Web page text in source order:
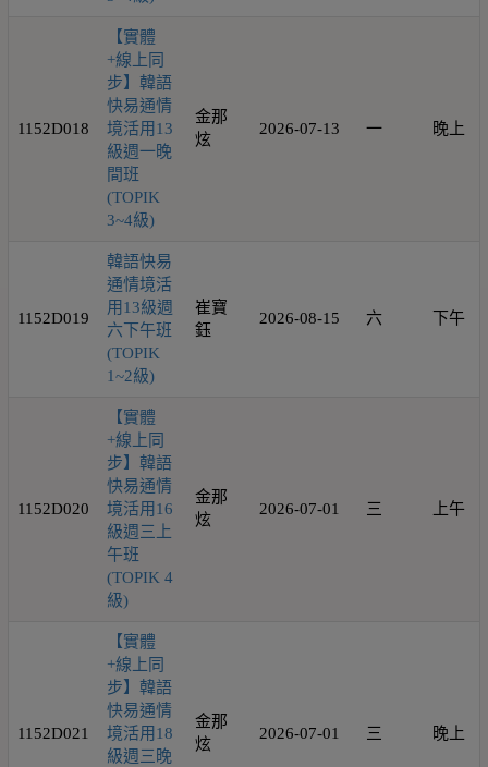
1152D018
【實體
+線上同
步】韓語
快易通情
境活用13
級週一晚
間班
(TOPIK
3~4級)
金那
炫
2026-07-13 一 晚上
1152D019
韓語快易
通情境活
用13級週
六下午班
(TOPIK
1~2級)
崔寶
鈺
2026-08-15 六 下午
1152D020
【實體
+線上同
步】韓語
快易通情
境活用16
級週三上
午班
(TOPIK 4
級)
金那
炫
2026-07-01 三 上午
1152D021
【實體
+線上同
步】韓語
快易通情
境活用18
級週三晚
金那
炫
2026-07-01 三 晚上